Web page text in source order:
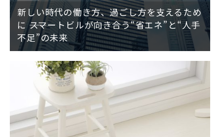
新しい時代の働き方、過ごし方を支えるため
に ――スマートビルが向き合う“省エネ”と“人手
不足”の未来